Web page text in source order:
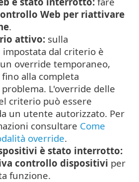
Web per riattivare
.
attivo: sulla
dal criterio è
override temporaneo,
alla completa
L'override delle
criterio può essere
un utente autorizzato. Per
consultare Come
override.
è stato interrotto:
controllo dispositivi per
funzione.